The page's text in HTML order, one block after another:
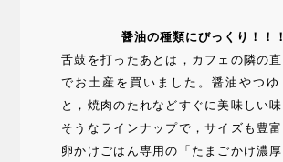
醤油の種類にびっくり！！！
舌鼓を打ったあとは，カフェの隣の
でお土産を買いました。醤油やつゆ
と，焼肉のたれなどすぐに美味しい
そうなラインナップで，サイズも豊
卵かけごはん専用の「たまごかけ濃厚